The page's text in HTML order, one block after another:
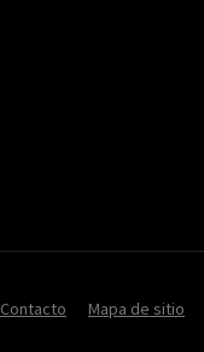
Contacto Mapa de sitio